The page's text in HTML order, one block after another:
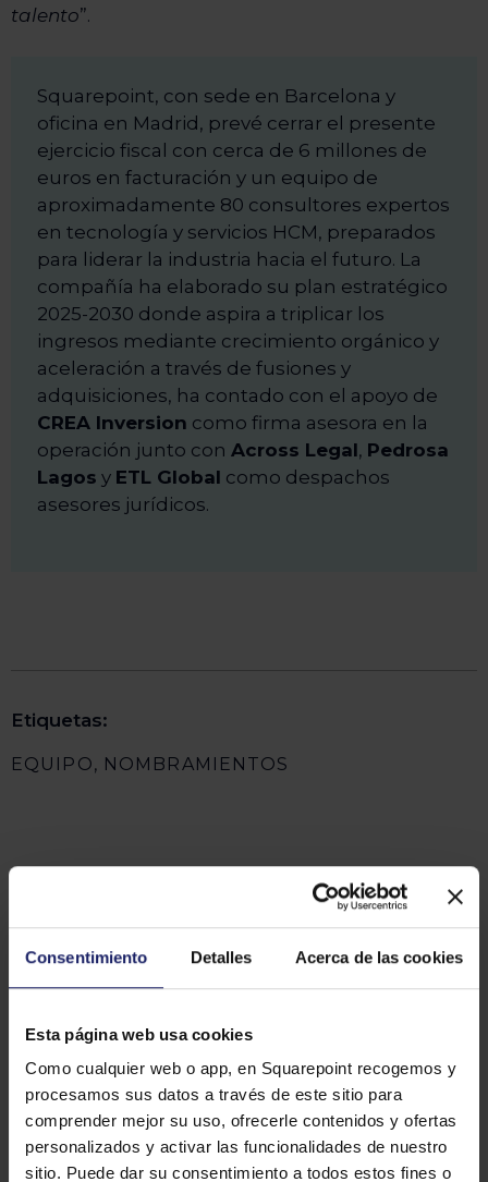
Consentimiento Detalles Acerca de las cookies
Esta página web usa cookies
Como cualquier web o app, en Squarepoint recogemos y
procesamos sus datos a través de este sitio para
comprender mejor su uso, ofrecerle contenidos y ofertas
personalizados y activar las funcionalidades de nuestro
sitio. Puede dar su consentimiento a todos estos fines o
talento”.
Squarepoint, con sede en Barcelona y
oficina en Madrid, prevé cerrar el presente
ejercicio fiscal con cerca de 6 millones de
euros en facturación y un equipo de
aproximadamente 80 consultores expertos
en tecnología y servicios HCM, preparados
para liderar la industria hacia el futuro. La
compañía ha elaborado su plan estratégico
2025-2030 donde aspira a triplicar los
ingresos mediante crecimiento orgánico y
aceleración a través de fusiones y
adquisiciones, ha contado con el apoyo de
CREA Inversion como firma asesora en la
operación junto con Across Legal, Pedrosa
Lagos y ETL Global como despachos
asesores jurídicos.
Etiquetas:
EQUIPO, NOMBRAMIENTOS
Anterior Siguiente
Más artículos que te pueden
interesar